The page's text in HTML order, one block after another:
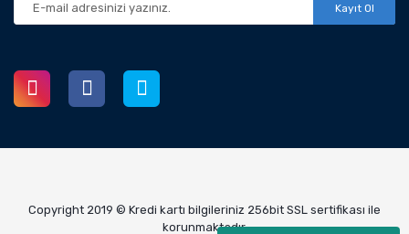
Kayıt Ol
Copyright 2019 © Kredi kartı bilgileriniz 256bit SSL sertifikası ile
korunmaktadır.